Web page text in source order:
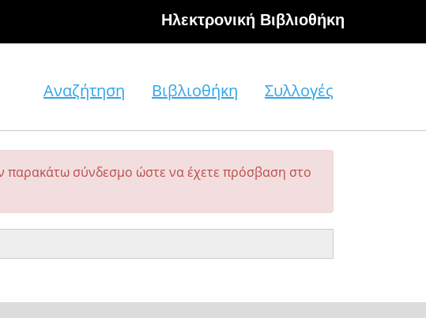
Hλεκτρονική Βιβλιοθήκη
Αναζήτηση Βιβλιοθήκη Συλλογές
παρακάτω σύνδεσμο ώστε να έχετε πρόσβαση στο